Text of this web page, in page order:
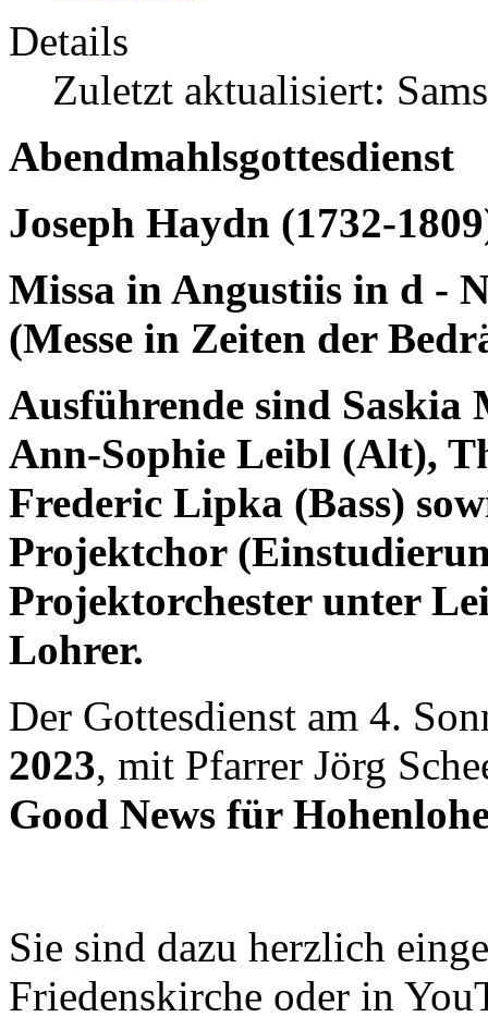
Details
Zuletzt aktualisiert:
Abendmahlsgottesdienst
Joseph Haydn (1732-
Missa in Angustiis in d -
(Messe in Zeiten der
Ausführende sind Saskia
Ann-Sophie Leibl (Alt),
Frederic Lipka (Bass)
Projektchor
Projektorchester unter
Lohrer.
Der Gottesdienst am 4.
2023, mit Pfarrer Jörg
Good News für
Sie sind dazu herzlich
Friedenskirche oder in